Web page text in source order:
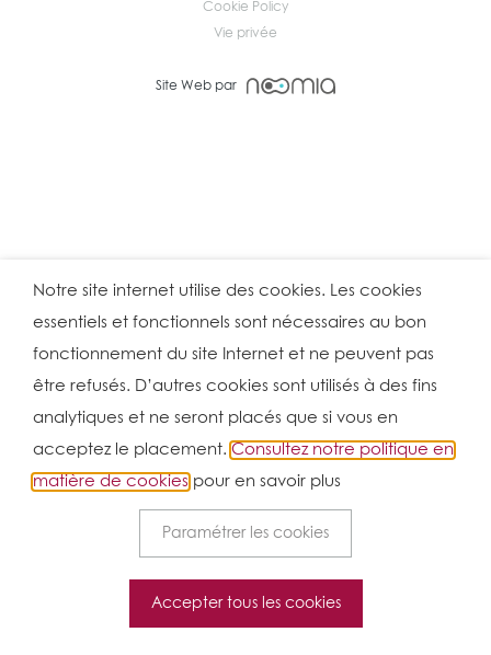
Cookie Policy
Vie privée
Site Web par
Notre site internet utilise des cookies. Les cookies
essentiels et fonctionnels sont nécessaires au bon
fonctionnement du site Internet et ne peuvent pas
être refusés. D’autres cookies sont utilisés à des fins
analytiques et ne seront placés que si vous en
acceptez le placement. Consultez notre politique en
matière de cookies pour en savoir plus
Paramétrer les cookies
Accepter tous les cookies